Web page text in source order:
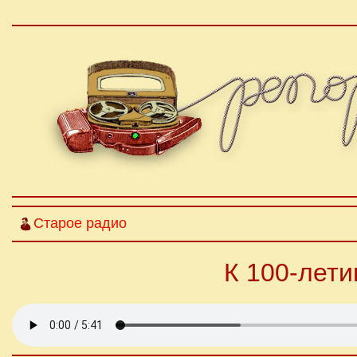
Старое радио
К 100-